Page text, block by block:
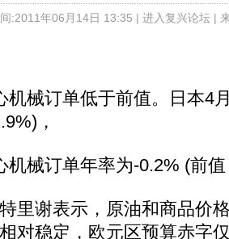
:2011年06月14日 13:35 | 进入复兴论坛|
械订单低于前值。日本4
，
械订单年率为-0.2% (前值
谢表示，原油和商品价
对稳定，欧元区预算赤字